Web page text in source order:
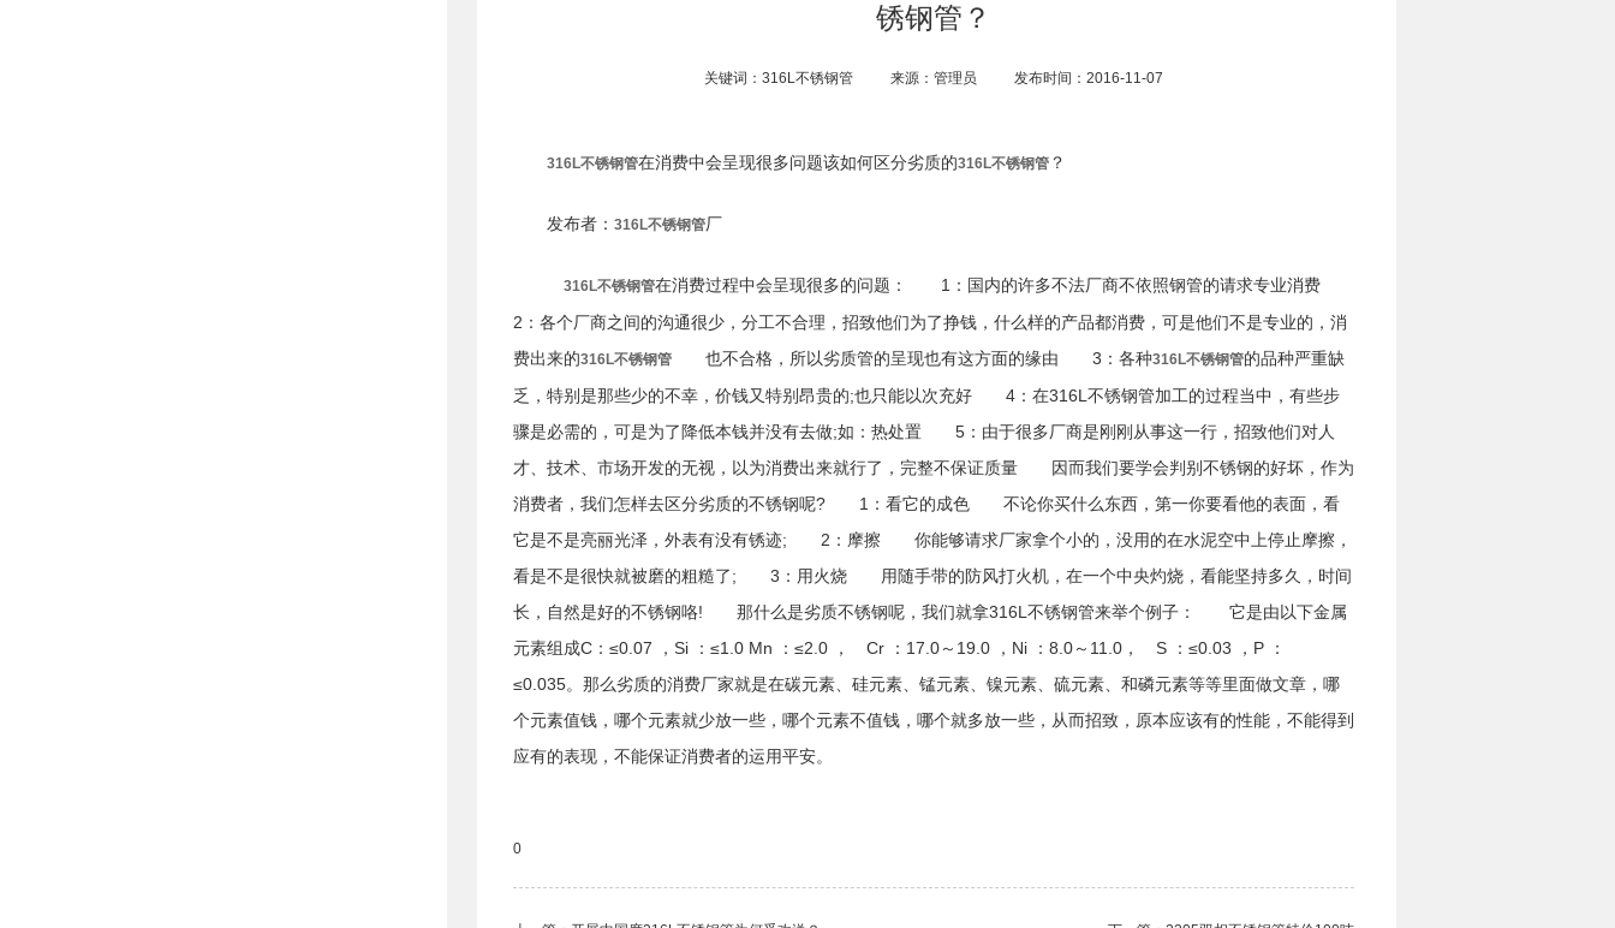
锈钢管？
关键词：316L不锈钢管 来源：管理员 发布时间：2016-11-07
316L不锈钢管在消费中会呈现很多问题该如何区分劣质的316L不锈钢管 ？
发布者： 316L不锈钢管厂
316L不锈钢管在消费过程中会呈现很多的问题： 1：国内的许多不法厂商不依照钢管的请求专业消费
2：各个厂商之间的沟通很少，分工不合理，招致他们为了挣钱，什么样的产品都消费，可是他们不是专业的，消
费出来的316L不锈钢管 也不合格，所以劣质管的呈现也有这方面的缘由 3：各种316L不锈钢管的品种严重缺
乏，特别是那些少的不幸，价钱又特别昂贵的;也只能以次充好 4：在316L不锈钢管加工的过程当中，有些步
骤是必需的，可是为了降低本钱并没有去做;如：热处置 5：由于很多厂商是刚刚从事这一行，招致他们对人
才、技术、市场开发的无视，以为消费出来就行了，完整不保证质量 因而我们要学会判别不锈钢的好坏，作为
消费者，我们怎样去区分劣质的不锈钢呢? 1：看它的成色 不论你买什么东西，第一你要看他的表面，看
它是不是亮丽光泽，外表有没有锈迹; 2：摩擦 你能够请求厂家拿个小的，没用的在水泥空中上停止摩擦，
看是不是很快就被磨的粗糙了; 3：用火烧 用随手带的防风打火机，在一个中央灼烧，看能坚持多久，时间
长，自然是好的不锈钢咯! 那什么是劣质不锈钢呢，我们就拿316L不锈钢管来举个例子： 它是由以下金属
元素组成C：≤0.07 ，Si ：≤1.0 Mn ：≤2.0 ， Cr ：17.0～19.0 ，Ni ：8.0～11.0， S ：≤0.03 ，P ：
≤0.035。那么劣质的消费厂家就是在碳元素、硅元素、锰元素、镍元素、硫元素、和磷元素等等里面做文章，哪
个元素值钱，哪个元素就少放一些，哪个元素不值钱，哪个就多放一些，从而招致，原本应该有的性能，不能得到
应有的表现，不能保证消费者的运用平安。
0